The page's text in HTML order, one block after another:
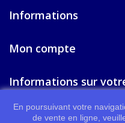
Informations
Mon compte
Informations sur
En poursuivant votre
de vente en ligne,